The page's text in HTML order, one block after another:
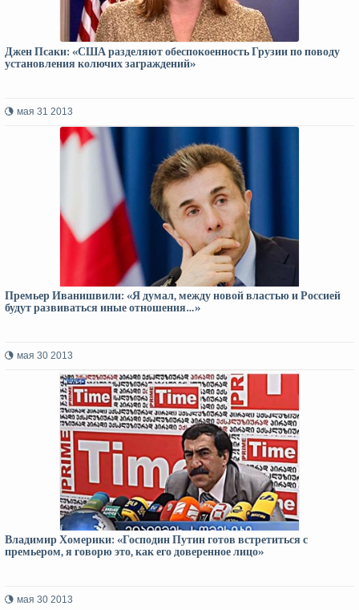
Джен Псаки: «США разделяют обеспокоенность Грузии по поводу
установления колючих заграждений»
мая 31 2013
Премьер Иванишвили: «Я думал, между новой властью и Россией
будут развиваться иные отношения…»
мая 30 2013
Владимир Хомерики: «Господин Путин готов встретиться с
премьером, я говорю это, как его доверенное лицо»
мая 30 2013